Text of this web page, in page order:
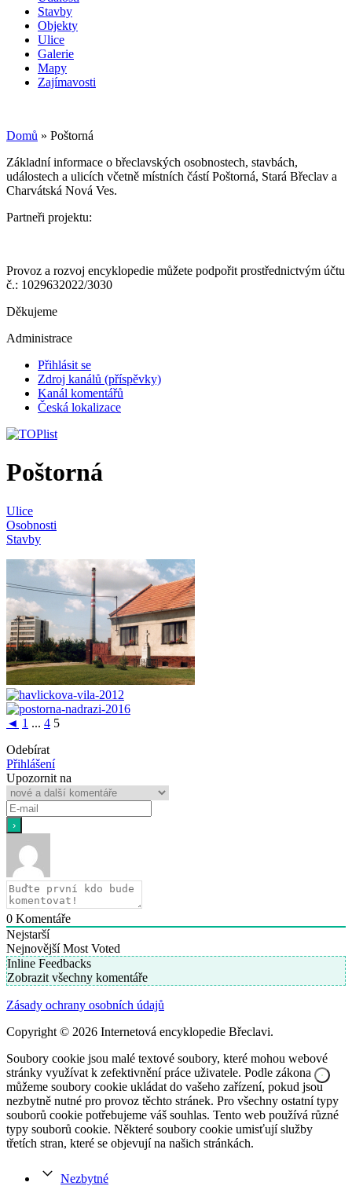
Stavby
Objekty
Ulice
Galerie
Mapy
Zajímavosti
Domů » Poštorná
Základní informace o břeclavských osobnostech, stavbách,
událostech a ulicích včetně místních částí Poštorná, Stará Břeclav a
Charvátská Nová Ves.
Partneři projektu:
Provoz a rozvoj encyklopedie můžete podpořit prostřednictvým účtu
č.: 1029632022/3030
Děkujeme
Administrace
Přihlásit se
Zdroj kanálů (příspěvky)
Kanál komentářů
Česká lokalizace
Poštorná
Ulice
Osobnosti
Stavby
◄ 1 ... 4 5
Odebírat
Přihlášení
Upozornit na
0 Komentáře
Nejstarší
Nejnovější Most Voted
Inline Feedbacks
Zobrazit všechny komentáře
Zásady ochrany osobních údajů
Copyright © 2026 Internetová encyklopedie Břeclavi.
Soubory cookie jsou malé textové soubory, které mohou webové
stránky využívat k zefektivnění práce uživatele. Podle zákona
můžeme soubory cookie ukládat do vašeho zařízení, pokud jsou
nezbytně nutné pro provoz těchto stránek. Pro všechny ostatní typy
souborů cookie potřebujeme váš souhlas. Tento web používá různé
typy souborů cookie. Některé soubory cookie umisťují služby
třetích stran, které se objevují na našich stránkách.
Nezbytné